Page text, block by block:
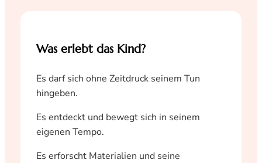
Was erlebt das Kind?
Es darf sich ohne Zeitdruck seinem Tun
hingeben.
Es entdeckt und bewegt sich in seinem
eigenen Tempo.
Es erforscht Materialien und seine